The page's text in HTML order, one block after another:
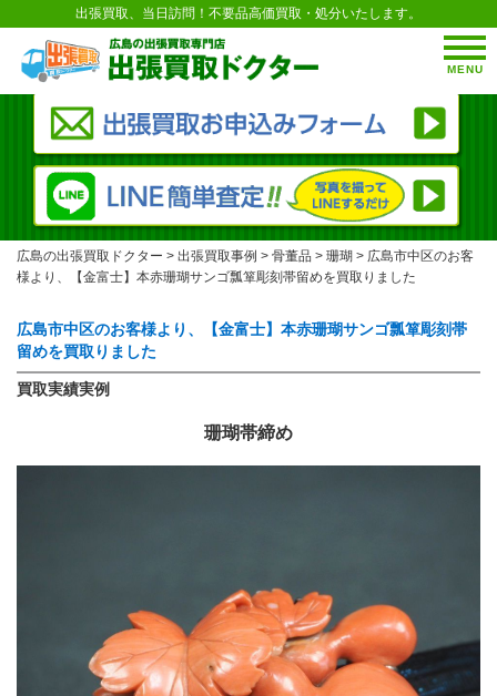
MENU
出張買取、当日訪問！不要品高価買取・処分いたします。
広島の出張買取ドクター > 出張買取事例 > 骨董品 > 珊瑚 > 広島市中区のお客
様より、【金富士】本赤珊瑚サンゴ瓢箪彫刻帯留めを買取りました
広島市中区のお客様より、【金富士】本赤珊瑚サンゴ瓢箪彫刻帯
留めを買取りました
買取実績実例
珊瑚帯締め